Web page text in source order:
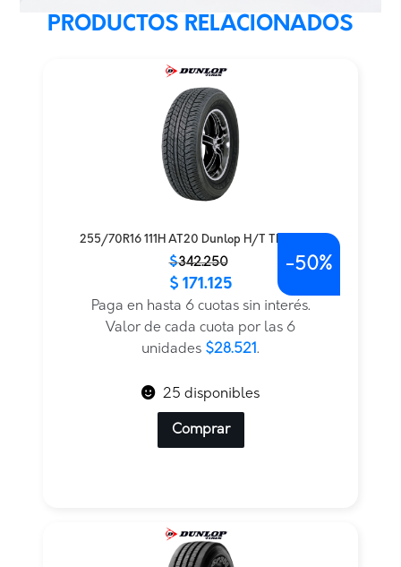
PRODUCTOS RELACIONADOS
255/70R16 111H AT20 Dunlop H/T TL — THA
$342.250
original
actual
$ 171.125
Paga en hasta 6 cuotas sin interés.
Valor de cada cuota por las 6
unidades $28.521.
-50%
25 disponibles
Comprar